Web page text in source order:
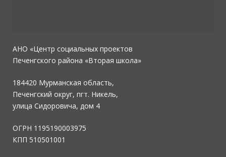
АНО «Центр социальных проектов
Печенгского района «Вторая школа»
184420 Мурманская область,
Печенгский округ, пгт. Никель,
улица Сидоровича, дом 4
ОГРН 1195190003975
КПП 510501001